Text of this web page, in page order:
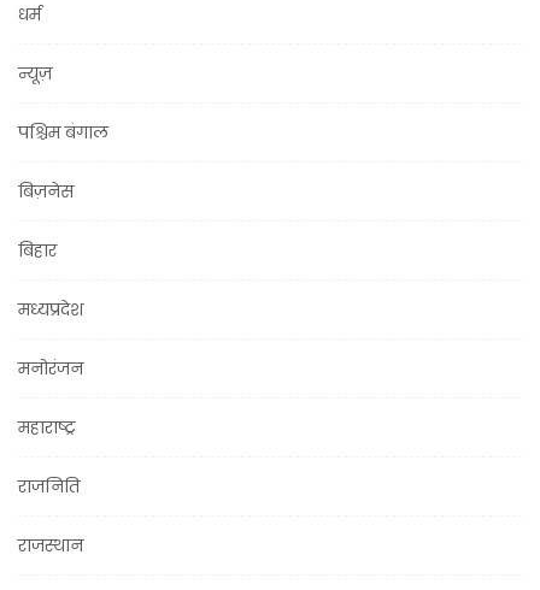
धर्म
न्यूज़
पश्चिम बंगाल
बिज़नेस
बिहार
मध्यप्रदेश
मनोरंजन
महाराष्ट्र
राजनिति
राजस्थान